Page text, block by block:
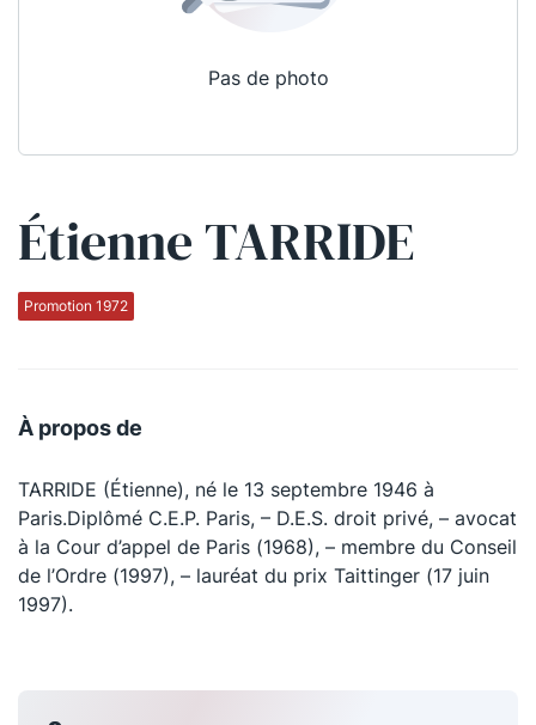
Pas de photo
Étienne TARRIDE
Promotion 1972
À propos de
TARRIDE (Étienne), né le 13 septembre 1946 à
Paris.Diplômé C.E.P. Paris, – D.E.S. droit privé, – avocat
à la Cour d’appel de Paris (1968), – membre du Conseil
de l’Ordre (1997), – lauréat du prix Taittinger (17 juin
1997).
Qui sommes-nous ?
La Conférence
La Conférence
Le Concours de la Conférence
La Conférence Berryer